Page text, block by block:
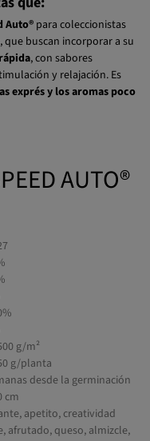
Auto®para coleccionistas
buscan incorporar a su
, con sabores
y relajación. Es
exprés y los aromas poco
AUTO®
g/m²
g/planta
desde la germinación
cm
apetito, creatividad
afrutado, queso, almizcle,